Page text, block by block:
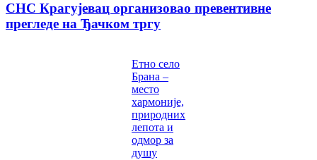
СНС Крагујевац организовао превентивне
прегледе на Ђачком тргу
Етно село
Брана –
место
хармоније,
природних
лепота и
одмор за
душу